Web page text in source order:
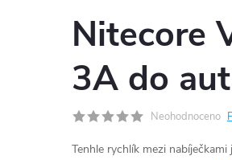
Nitecore
3A do
Neohodnoceno
Tenhle rychlík mezi